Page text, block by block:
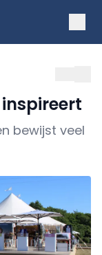
bewijst veel